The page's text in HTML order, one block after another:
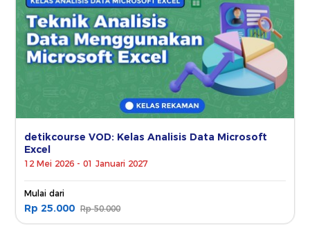
detikcourse VOD: Kelas Analisis Data Microsoft
Excel
12 Mei 2026 - 01 Januari 2027
Mulai dari
Rp 25.000 Rp 50.000